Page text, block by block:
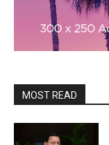
MOST READ